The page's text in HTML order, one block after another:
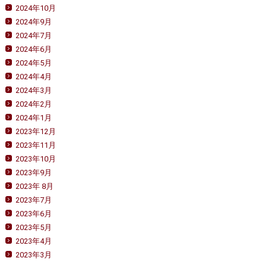
2024年10月
2024年9月
2024年7月
2024年6月
2024年5月
2024年4月
2024年3月
2024年2月
2024年1月
2023年12月
2023年11月
2023年10月
2023年9月
2023年 8月
2023年7月
2023年6月
2023年5月
2023年4月
2023年3月